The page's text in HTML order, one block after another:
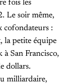
fois les
Le soir même,
cofondateurs :
la petite équipe
San Francisco,
dollars.
milliardaire,